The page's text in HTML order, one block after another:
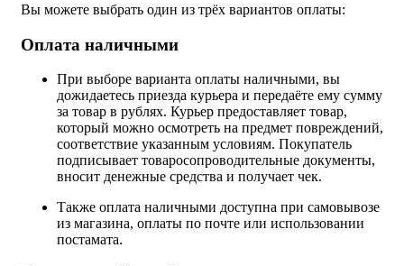
Вы можете выбрать один из трёх вариантов оплаты:
Оплата наличными
При выборе варианта оплаты наличными, вы
дожидаетесь приезда курьера и передаёте ему сумму
за товар в рублях. Курьер предоставляет товар,
который можно осмотреть на предмет повреждений,
соответствие указанным условиям. Покупатель
подписывает товаросопроводительные документы,
вносит денежные средства и получает чек.
Также оплата наличными доступна при самовывозе
из магазина, оплаты по почте или использовании
постамата.